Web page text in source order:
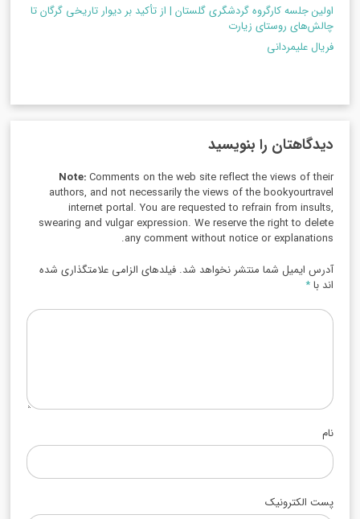
اولین جلسه کارگروه گردشگری گلستان | از تأکید بر دیوار تاریخی گرگان تا
چالش‌های روستای زیارت
فریال علیمردانی
دیدگاهتان را بنویسید
Note:Comments on the web site reflect the views of their
authors, and not necessarily the views of the bookyourtravel
internet portal. You are requested to refrain from insults,
swearing and vulgar expression. We reserve the right to delete
any comment without notice or explanations.
آدرس ایمیل شما منتشر نخواهد شد. فیلدهای الزامی علامتگذاری شده
اند با*
نام
پست الکترونیک